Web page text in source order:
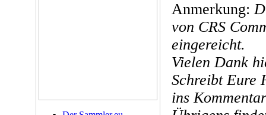
Anmerkung:
von CRS
eingereicht.
Vielen Dank
Schreibt Eure
ins